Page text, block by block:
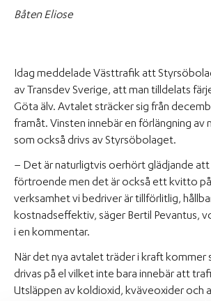
Båten Eliose
Idag meddelade Västtrafik att
av Transdev Sverige, att man tilldelats
Göta älv. Avtalet sträcker sig från
framåt. Vinsten innebär en förlängning av
som också drivs av Styrsöbolaget.
– Det är naturligtvis oerhört glädjande
förtroende men det är också ett kvitto
verksamhet vi bedriver är tillförlitlig,
kostnadseffektiv, säger Bertil Pevantus,
i en kommentar.
När det nya avtalet träder i kraft kommer
drivas på el vilket inte bara innebär att
Utsläppen av koldioxid, kväveoxider och